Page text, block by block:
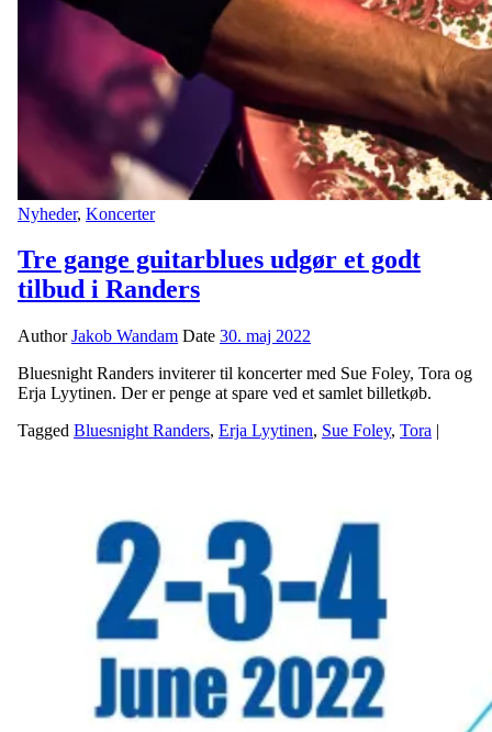
Nyheder, Koncerter
Tre gange guitarblues udgør et godt
tilbud i Randers
AuthorJakob Wandam Date 30. maj 2022
Bluesnight Randers inviterer til koncerter med Sue Foley, Tora og
Erja Lyytinen. Der er penge at spare ved et samlet billetkøb.
Tagged Bluesnight Randers, Erja Lyytinen, Sue Foley, Tora |